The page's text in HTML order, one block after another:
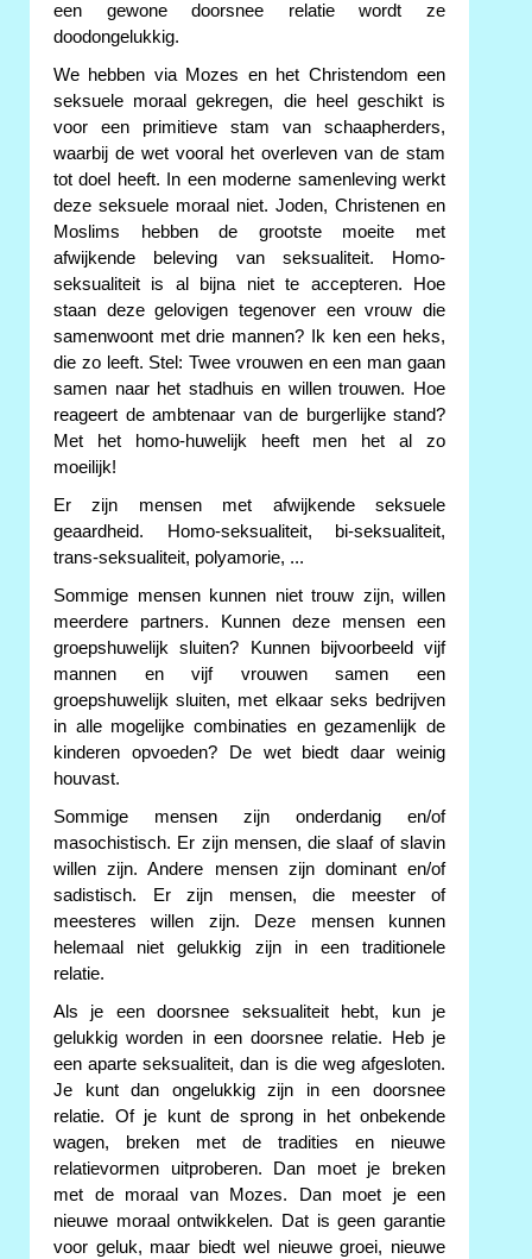
een gewone doorsnee relatie wordt ze
doodongelukkig.
We hebben via Mozes en het Christendom een
seksuele moraal gekregen, die heel geschikt is
voor een primitieve stam van schaapherders,
waarbij de wet vooral het overleven van de stam
tot doel heeft. In een moderne samenleving werkt
deze seksuele moraal niet. Joden, Christenen en
Moslims hebben de grootste moeite met
afwijkende beleving van seksualiteit. Homo-
seksualiteit is al bijna niet te accepteren. Hoe
staan deze gelovigen tegenover een vrouw die
samenwoont met drie mannen? Ik ken een heks,
die zo leeft. Stel: Twee vrouwen en een man gaan
samen naar het stadhuis en willen trouwen. Hoe
reageert de ambtenaar van de burgerlijke stand?
Met het homo-huwelijk heeft men het al zo
moeilijk!
Er zijn mensen met afwijkende seksuele
geaardheid. Homo-seksualiteit, bi-seksualiteit,
trans-seksualiteit, polyamorie, ...
Sommige mensen kunnen niet trouw zijn, willen
meerdere partners. Kunnen deze mensen een
groepshuwelijk sluiten? Kunnen bijvoorbeeld vijf
mannen en vijf vrouwen samen een
groepshuwelijk sluiten, met elkaar seks bedrijven
in alle mogelijke combinaties en gezamenlijk de
kinderen opvoeden? De wet biedt daar weinig
houvast.
Sommige mensen zijn onderdanig en/of
masochistisch. Er zijn mensen, die slaaf of slavin
willen zijn. Andere mensen zijn dominant en/of
sadistisch. Er zijn mensen, die meester of
meesteres willen zijn. Deze mensen kunnen
helemaal niet gelukkig zijn in een traditionele
relatie.
Als je een doorsnee seksualiteit hebt, kun je
gelukkig worden in een doorsnee relatie. Heb je
een aparte seksualiteit, dan is die weg afgesloten.
Je kunt dan ongelukkig zijn in een doorsnee
relatie. Of je kunt de sprong in het onbekende
wagen, breken met de tradities en nieuwe
relatievormen uitproberen. Dan moet je breken
met de moraal van Mozes. Dan moet je een
nieuwe moraal ontwikkelen. Dat is geen garantie
voor geluk, maar biedt wel nieuwe groei, nieuwe